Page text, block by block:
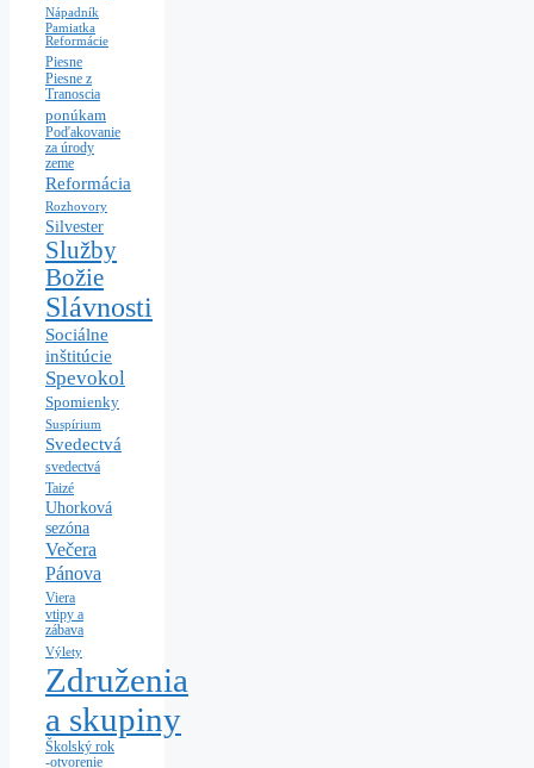
Nápadník
Pamiatka
Reformácie
Piesne
Piesne z
Tranoscia
ponúkam
Poďakovanie
za úrody
zeme
Reformácia
Rozhovory
Silvester
Služby
Božie
Slávnosti
Sociálne
inštitúcie
Spevokol
Spomienky
Suspírium
Svedectvá
svedectvá
Taizé
Uhorková
sezóna
Večera
Pánova
Viera
vtipy a
zábava
Výlety
Združenia
a skupiny
Školský rok
-otvorenie